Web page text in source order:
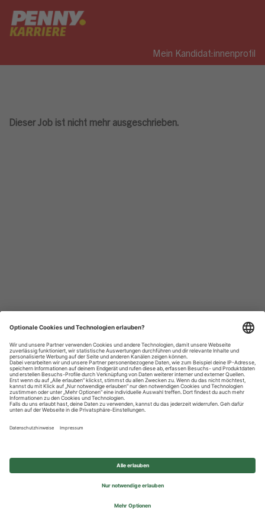
Mein Kandidat:innenprofil
Dieser Job ist nicht mehr ausgeschrieben.
Datenschutzhinweise
Impressum
Privatsphäre-Einstellungen
© 2026 REWE Group - All rights reserved